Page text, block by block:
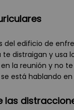
del edificio de
distraigan y usa
la reunión y no
está hablando en
las